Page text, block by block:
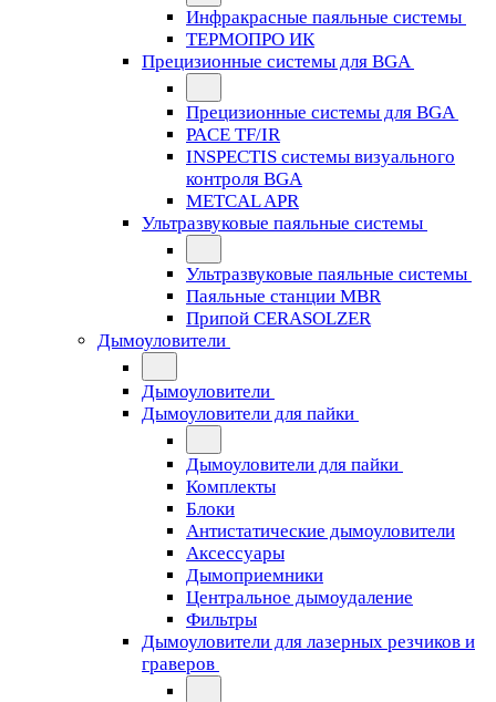
Инфракрасные паяльные системы
ТЕРМОПРО ИК
Прецизионные системы для BGA
Прецизионные системы для BGA
PACE TF/IR
INSPECTIS системы визуального
контроля BGA
METCAL APR
Ультразвуковые паяльные системы
Ультразвуковые паяльные системы
Паяльные станции MBR
Припой CERASOLZER
Дымоуловители
Дымоуловители
Дымоуловители для пайки
Дымоуловители для пайки
Комплекты
Блоки
Антистатические дымоуловители
Аксессуары
Дымоприемники
Центральное дымоудаление
Фильтры
Дымоуловители для лазерных резчиков и
граверов